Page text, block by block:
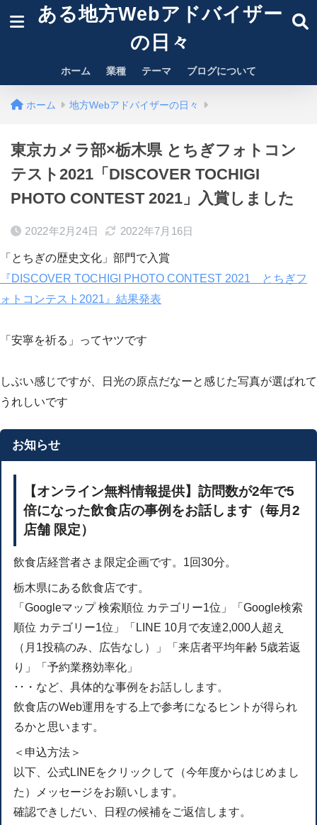
ある地方Webアドバイザー
の日々
ホーム 業種 テーマ ブログについて
ホーム 地方Webアドバイザーの日々
東京カメラ部×栃木県 とちぎフォトコン
テスト2021「DISCOVER TOCHIGI
PHOTO CONTEST 2021」入賞しました
2022年2月24日 2022年7月16日
「とちぎの歴史文化」部門で入賞
『DISCOVER TOCHIGI PHOTO CONTEST 2021 とちぎフ
ォトコンテスト2021』結果発表
「安寧を祈る」ってヤツです
しぶい感じですが、日光の原点だなーと感じた写真が選ばれて
うれしいです
お知らせ
【オンライン無料情報提供】訪問数が2年で5
倍になった飲食店の事例をお話します（毎月2
店舗 限定）
飲食店経営者さま限定企画です。1回30分。
栃木県にある飲食店です。
「Googleマップ 検索順位 カテゴリー1位」「Google検索
順位 カテゴリー1位」「LINE 10月で友達2,000人超え
（月1投稿のみ、広告なし）」「来店者平均年齢 5歳若返
り」「予約業務効率化」
･･・など、具体的な事例をお話しします。
飲食店のWeb運用をする上で参考になるヒントが得られ
るかと思います。
＜申込方法＞
以下、公式LINEをクリックして（今年度からはじめまし
た）メッセージをお願いします。
確認できしだい、日程の候補をご返信します。